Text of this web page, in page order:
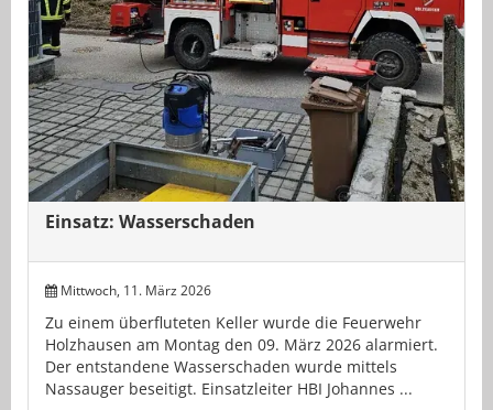
Einsatz: Wasserschaden
Mittwoch, 11. März 2026
Zu einem überfluteten Keller wurde die Feuerwehr
Holzhausen am Montag den 09. März 2026 alarmiert.
Der entstandene Wasserschaden wurde mittels
Nassauger beseitigt. Einsatzleiter HBI Johannes ...